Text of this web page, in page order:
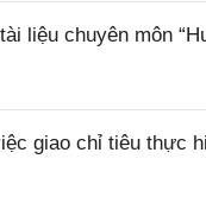
liệu chuyên môn
giao chỉ tiêu thực